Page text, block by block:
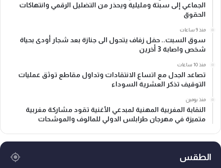
الجماعي إلى سبتة ومليلية ويحذر من التضليل الرقمي وانتهاكات
الحقوق
منذ 9 ساعات
سوق السبت.. حفل زفاف يتحول الى جنازة بعد شجار أودى بحياة
شخص واصابة 3 أخرين
منذ 10 ساعات
تصاعد الجدل مع اتساع الانتقادات وتداول مقاطع توثق عمليات
التوقيف تذكر العشرية السوداء
منذ يومين
النقابة المغربية المهنية لمبدعي الأغنية تقود مشاركة مغربية
متميزة في مهرجان طرابلس الدولي للمالوف والموشحات
الطقس